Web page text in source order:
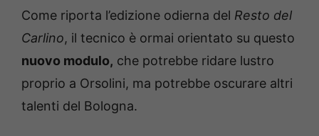
Come riporta l’edizione odierna del Resto del
Carlino, il tecnico è ormai orientato su questo
nuovo modulo, che potrebbe ridare lustro
proprio a Orsolini, ma potrebbe oscurare altri
talenti del Bologna.